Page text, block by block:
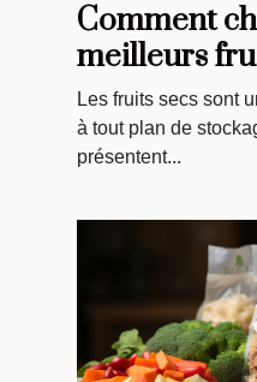
Comment
meilleurs
vos repas
Les fruits secs sont
à tout plan de
présentent...